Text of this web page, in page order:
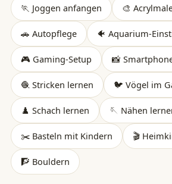
🏃 Joggen anfangen 🎨
🚗 Autopflege 🐠 Aquarium-
🎮 Gaming-Setup 📸
🧶 Stricken lernen 🐦 Vögel im
♟️ Schach lernen 🪡 Nähen
✂️ Basteln mit Kindern 🎬
🧗 Bouldern